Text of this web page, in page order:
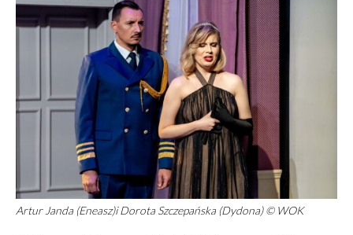
Artur Janda (Eneasz)i Dorota Szczepańska (Dydona) © WOK